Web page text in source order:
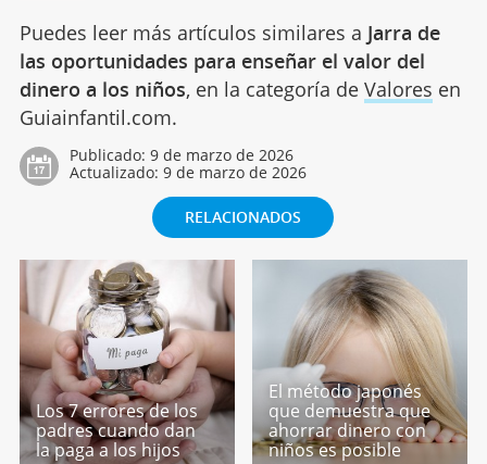
Puedes leer más artículos similares a Jarra de
las oportunidades para enseñar el valor del
dinero a los niños, en la categoría de Valores en
Guiainfantil.com.
Publicado: 9 de marzo de 2026
Actualizado: 9 de marzo de 2026
RELACIONADOS
Los 7 errores de los
padres cuando dan
la paga a los hijos
El método japonés
que demuestra que
ahorrar dinero con
niños es posible